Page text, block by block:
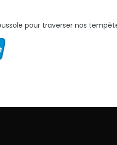
pour traverser nos